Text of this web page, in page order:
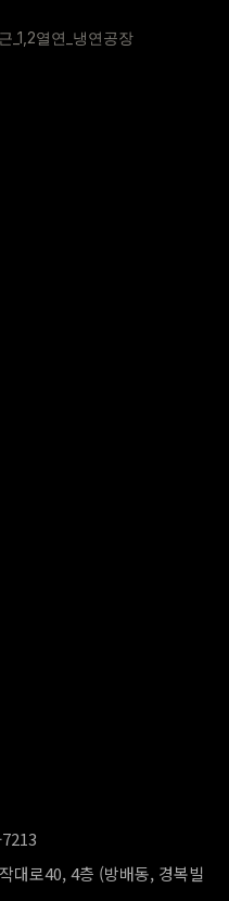
_1,2열연_냉연공장
대로40, 4층 (방배동, 경복빌